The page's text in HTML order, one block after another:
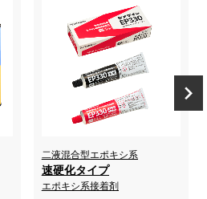
二液混合型エポキシ系
速硬化タイプ
エポキシ系接着剤